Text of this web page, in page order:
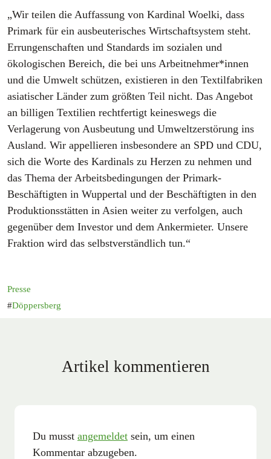
„Wir teilen die Auffassung von Kardinal Woelki, dass
Primark für ein ausbeuterisches Wirtschaftsystem steht.
Errungenschaften und Standards im sozialen und
ökologischen Bereich, die bei uns Arbeitnehmer*innen
und die Umwelt schützen, existieren in den Textilfabriken
asiatischer Länder zum größten Teil nicht. Das Angebot
an billigen Textilien rechtfertigt keineswegs die
Verlagerung von Ausbeutung und Umweltzerstörung ins
Ausland. Wir appellieren insbesondere an SPD und CDU,
sich die Worte des Kardinals zu Herzen zu nehmen und
das Thema der Arbeitsbedingungen der Primark-
Beschäftigten in Wuppertal und der Beschäftigten in den
Produktionsstätten in Asien weiter zu verfolgen, auch
gegenüber dem Investor und dem Ankermieter. Unsere
Fraktion wird das selbstverständlich tun.“
Presse
Döppersberg
Artikel kommentieren
Du musst angemeldet sein, um einen
Kommentar abzugeben.